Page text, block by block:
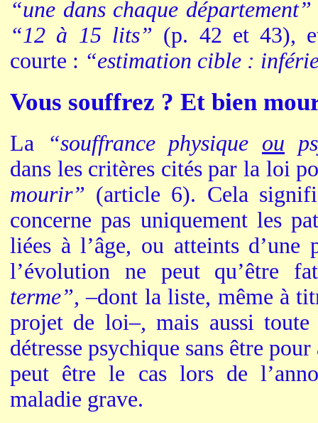
“une dans chaque département”
“12 à 15 lits” (p. 42 et 43),
courte : “estimation cible :
Vous souffrez ? Et bien
La “souffrance physique ou
dans les critères cités par la loi
mourir” (article 6). Cela
concerne pas uniquement les
liées à l’âge, ou atteints d’une
l’évolution ne peut qu’être
terme”, –dont la liste, même à
projet de loi–,mais aussi
détresse psychique sans être
peut être le cas lors de
maladie grave.